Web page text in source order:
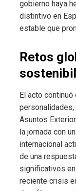
gobierno haya
distintivo en
estable que
Retos
El acto
Asuntos
la jornada con
internacional
de una
significativos
reciente crisis